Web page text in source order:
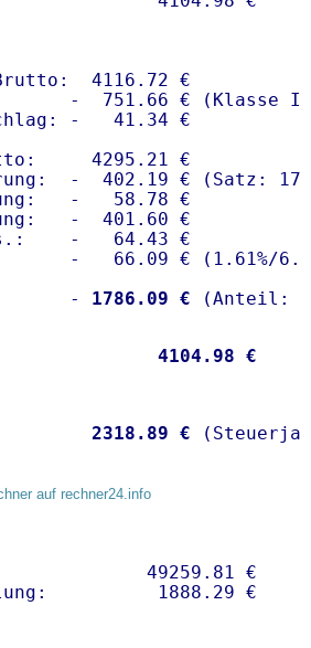
4116.72 €
-  751.66 € (Klasse I)
-   41.34 €
4295.21 €
-  402.19 € (Satz:
-   58.78 €
-  401.60 €
-   64.43 €
-   66.09 € ( 1.61%/
-
1786.09 €
4104.98 €
2318.89 €
auf rechner24.info
49259.81 €